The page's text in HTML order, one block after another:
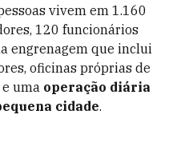
vivem em 1.160
120 funcionários
engrenagem que inclui
oficinas próprias de
uma operação diária
cidade.